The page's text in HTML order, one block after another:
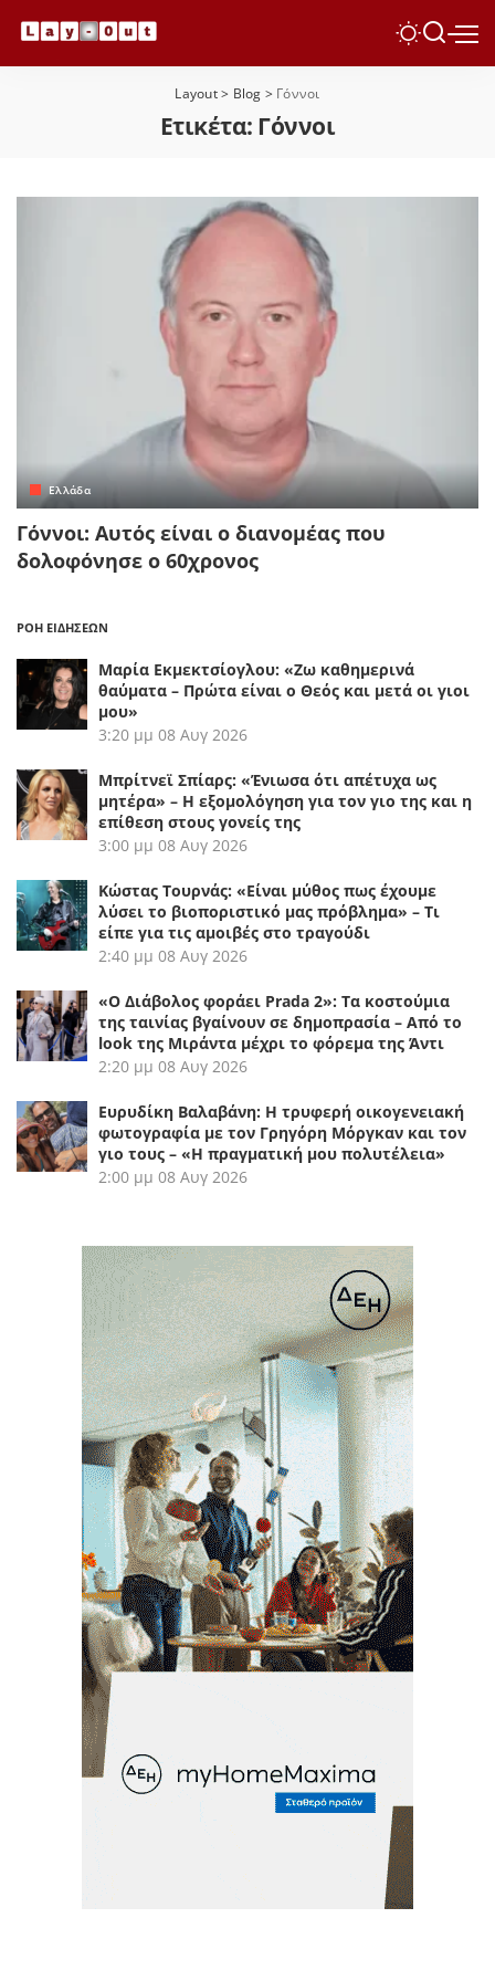
Layout> Blog > Γόννοι
Ετικέτα: Γόννοι
Ελλάδα
Γόννοι: Αυτός είναι ο διανομέας που
δολοφόνησε ο 60χρονος
ΡΟΗ ΕΙΔΗΣΕΩΝ
Μαρία Εκμεκτσίογλου: «Ζω καθημερινά
θαύματα – Πρώτα είναι ο Θεός και μετά οι γιοι
μου»
3:20 μμ 08 Αυγ 2026
Μπρίτνεϊ Σπίαρς: «Ένιωσα ότι απέτυχα ως
μητέρα» – Η εξομολόγηση για τον γιο της και η
επίθεση στους γονείς της
3:00 μμ 08 Αυγ 2026
Κώστας Τουρνάς: «Είναι μύθος πως έχουμε
λύσει το βιοποριστικό μας πρόβλημα» – Τι
είπε για τις αμοιβές στο τραγούδι
2:40 μμ 08 Αυγ 2026
«Ο Διάβολος φοράει Prada 2»: Τα κοστούμια
της ταινίας βγαίνουν σε δημοπρασία – Από το
look της Μιράντα μέχρι το φόρεμα της Άντι
2:20 μμ 08 Αυγ 2026
Ευρυδίκη Βαλαβάνη: Η τρυφερή οικογενειακή
φωτογραφία με τον Γρηγόρη Μόργκαν και τον
γιο τους – «Η πραγματική μου πολυτέλεια»
2:00 μμ 08 Αυγ 2026